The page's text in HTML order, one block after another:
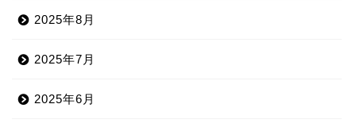
2025年8月
2025年7月
2025年6月